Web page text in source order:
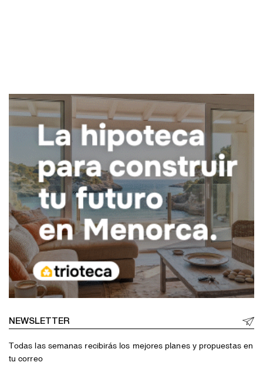
NEWSLETTER
Todas las semanas recibirás los mejores planes y propuestas en
tu correo